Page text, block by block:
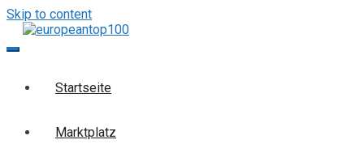
Skip to content
Startseite
Marktplatz